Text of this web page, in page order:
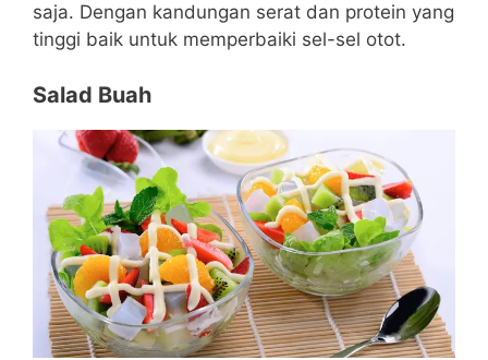
saja. Dengan kandungan serat dan protein yang
tinggi baik untuk memperbaiki sel-sel otot.
Salad Buah